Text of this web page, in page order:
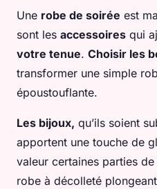
Une robe de soirée est
sont les accessoires qui
votre tenue. Choisir les
transformer une simple
époustouflante.
Les bijoux, qu’ils soient
apportent une touche de
valeur certaines parties
robe à décolleté